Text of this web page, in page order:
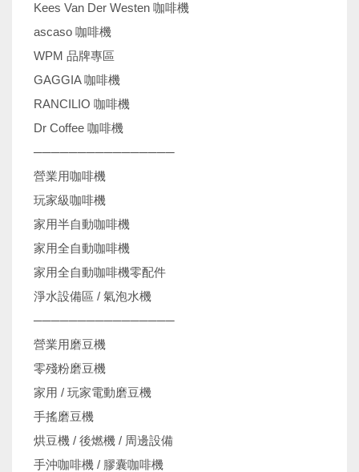
Kees Van Der Westen 咖啡機
ascaso 咖啡機
WPM 品牌專區
GAGGIA 咖啡機
RANCILIO 咖啡機
Dr Coffee 咖啡機
────────────────
營業用咖啡機
玩家級咖啡機
家用半自動咖啡機
家用全自動咖啡機
家用全自動咖啡機零配件
淨水設備區 / 氣泡水機
────────────────
營業用磨豆機
零殘粉磨豆機
家用 / 玩家電動磨豆機
手搖磨豆機
烘豆機 / 後燃機 / 周邊設備
手沖咖啡機 / 膠囊咖啡機